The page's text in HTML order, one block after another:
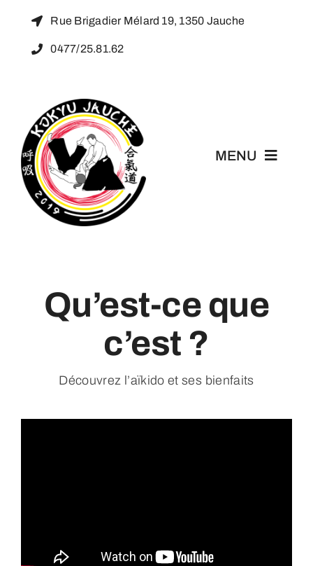
contenu
Rue Brigadier Mélard 19, 1350 Jauche
0477/25.81.62
MENU
Accueil
KokyuQu’est-ce que
c’est ?
Découvrez l’aïkido et ses bienfaits